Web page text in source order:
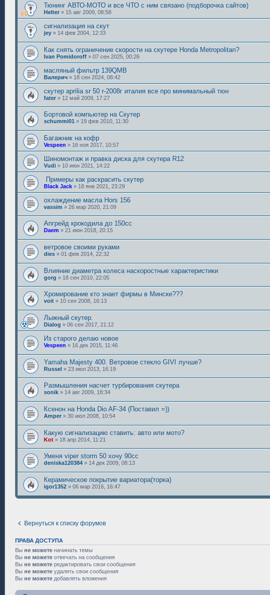
Тюнинг АВТО-МОТО и все ЧТО с ним связано (подборочка сайтов)
Helter » 15 авг 2009, 08:58
сигнализация на скут
jey » 14 фев 2004, 12:33
Как снять ограничение скорости на скутере Honda Metropolitan?
Ivan Pomidoroff » 07 сен 2025, 00:26
масляный фильтр 139QMB
Валерич » 18 сен 2024, 08:42
скутер aprilia sr 50 r-2008г италия все про минимальный тюн
fater » 12 май 2009, 17:27
Бортовой компьютер на Скутер
schummi01 » 19 фев 2010, 11:30
Багажник на кофр
Vespeen » 16 ноя 2017, 10:57
Шиномонтаж и правка диска для скутера R12
Vudi » 10 июн 2021, 14:22
Примеры как раскрасить скутер
Black Jack » 18 янв 2021, 23:29
охлаждение масла Hors 156
vassim » 26 мар 2020, 21:09
Апгрейд крокодила до 150сс
Daem » 21 июн 2018, 20:15
ветровое своими руками
dies » 01 фев 2014, 22:32
Влияние диаметра колеса наскоростные характеристики
gorg » 18 сен 2010, 22:05
Хромирование кто знает фирмы в Минске???
voit » 10 сен 2008, 16:13
Лыжный скутер.
Dialog » 06 сен 2017, 21:12
Из старого делаю новое
Vespeen » 16 дек 2015, 11:46
Yamaha Majesty 400. Ветровое стекло GIVI лучше?
Russel » 23 июл 2013, 16:19
Размышления насчет турбирования скутера
sonik » 14 авг 2009, 18:34
Ксенон на Honda Dio AF-34 (Поставил =))
Amper » 30 июл 2008, 10:54
Какую сигнализацию ставить: авто или мото?
Kot » 18 апр 2014, 11:21
Уменя viper storm 50 хочу 90сс
deniska120384 » 14 дек 2009, 08:13
Керамическое покрытие вариатора(торка)
igor1352 » 06 мар 2016, 16:47
Вернуться к списку форумов
ПРАВА ДОСТУПА
Вы не можете начинать темы
Вы не можете отвечать на сообщения
Вы не можете редактировать свои сообщения
Вы не можете удалять свои сообщения
Вы не можете добавлять вложения